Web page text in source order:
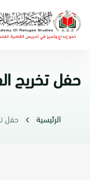
حفل تخريج
الرئيسية حفل